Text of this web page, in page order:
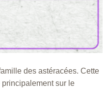
des astéracées. Cette
sur le